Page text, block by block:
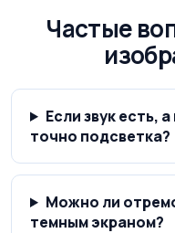
Частые
Если звук есть,
точно подсветка?
Можно ли
темным экраном?